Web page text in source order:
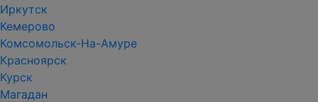
Иркутск
Кемерово
Комсомольск-На-Амуре
Красноярск
Курск
Магадан